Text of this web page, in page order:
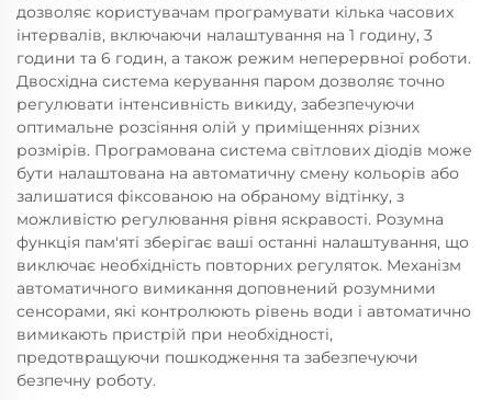
дозволяє користувачам програмувати кілька часових
інтервалів, включаючи налаштування на 1 годину, 3
години та 6 годин, а також режим неперервної роботи.
Двосхідна система керування паром дозволяє точно
регулювати інтенсивність викиду, забезпечуючи
оптимальне розсіяння олій у приміщеннях різних
розмірів. Програмована система світлових діодів може
бути налаштована на автоматичну смену кольорів або
залишатися фіксованою на обраному відтінку, з
можливістю регулювання рівня яскравості. Розумна
функція пам'яті зберігає ваші останні налаштування, що
виключає необхідність повторних регуляток. Механізм
автоматичного вимикання доповнений розумними
сенсорами, які контролюють рівень води і автоматично
вимикають пристрій при необхідності,
предотвращуючи пошкодження та забезпечуючи
безпечну роботу.